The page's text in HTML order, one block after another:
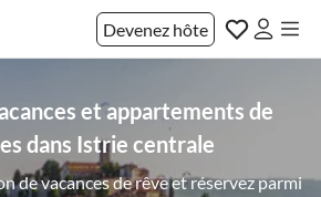
Devenez hôte
et appartements de
dans Istrie centrale
de vacances de rêve et réservez parmi